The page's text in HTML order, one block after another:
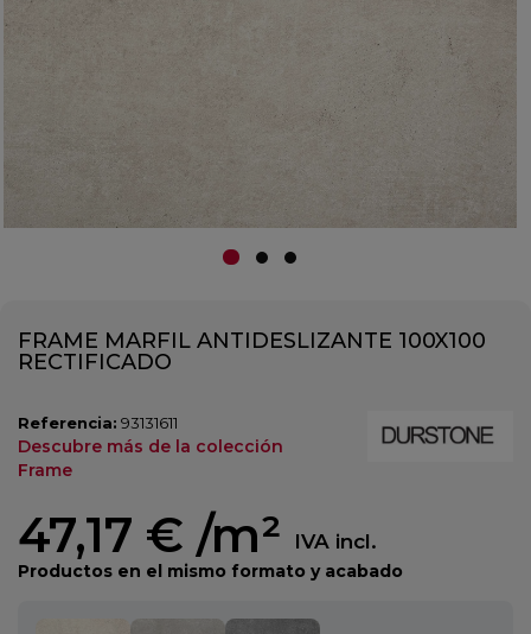
FRAME MARFIL ANTIDESLIZANTE 100X100
RECTIFICADO
Referencia: 93131611
Descubre más de la colección
Frame
47,17 € /m² IVA incl.
Productos en el mismo formato y acabado